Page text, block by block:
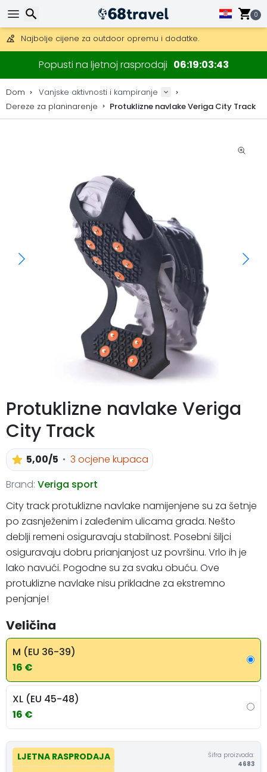
0
Mogućnost slanja DHL Expressom (dostava unutar 24 sata)
30 dana za povrat, 90 dana za drvene karte i dekoracije.
Najbolje cijene za outdoor opremu i dodatke.
Popusti na ljetnoj rasprodaji 06190343
Dom
Vanjske aktivnosti i kampiranje
Dereze za planinarenje
Protuklizne navlake Veriga City Track
Protuklizne navlake Veriga
City Track
5,00/5
3 ocjene kupaca
Brand: Veriga sport
City track protuklizne navlake namijenjene su za šetnje
po zasnježenim i zaleđenim ulicama grada. Nešto
deblji remeni osiguravaju stabilnost. Posebni šiljci
osiguravaju dobru prianjanjost uz površinu. Vrlo ih je
lako navući. Pogodne su za svaku obuću. Ove
protuklizne navlake nisu prikladne za ekstremno
penjanje!
Veličina
M (EU 36-39)
16 €
XL (EU 45-48)
16 €
LJETNA RASPRODAJA
Šifra proizvoda:
4683
Traži